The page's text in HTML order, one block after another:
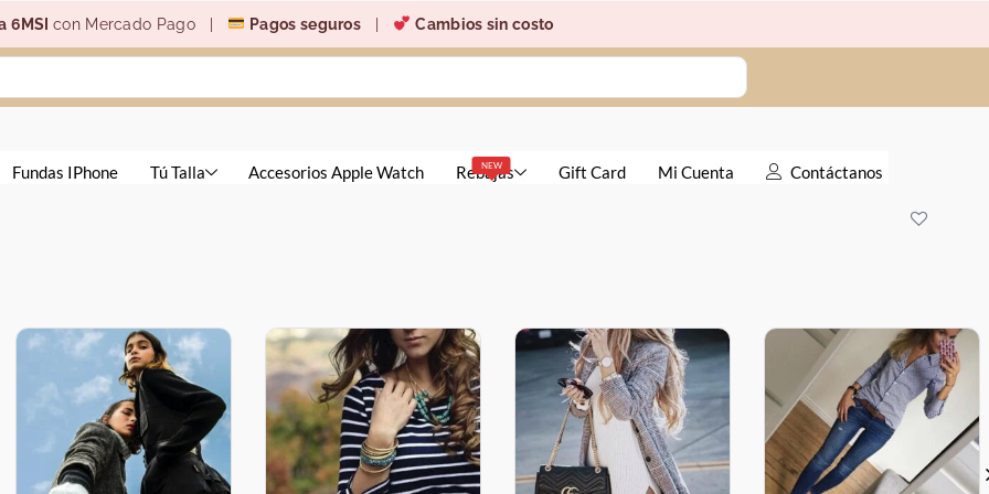
6MSIcon Mercado Pago | Pagos seguros Cambios sin costo
Fundas IPhone Tú Talla Accesorios Apple Watch NEW
Rebajas Gift Card Mi Cuenta Contáctanos